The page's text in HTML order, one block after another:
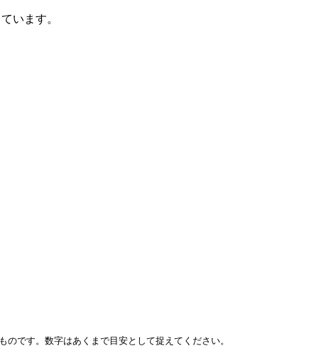
います。
です。数字はあくまで目安として捉えてください。